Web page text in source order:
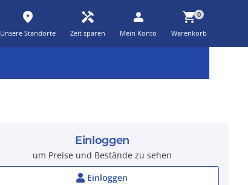
place
Unsere Standorte
handyman
Zeit sparen
person
Mein Konto
shopping_cart0
Warenkorb
Einloggen
um Preise und Bestände zu sehen
Einloggen